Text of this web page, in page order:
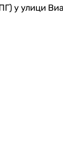
у улици